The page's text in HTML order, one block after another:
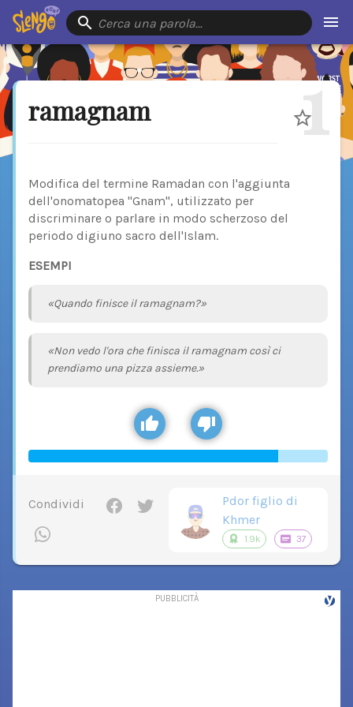
Cerca una parola…
ramagnam 1
Modifica del termine Ramadan con l'aggiunta
dell'onomatopea "Gnam", utilizzato per
discriminare o parlare in modo scherzoso del
periodo digiuno sacro dell'Islam.
ESEMPI
«Quando finisce il ramagnam?»
«Non vedo l'ora che finisca il ramagnam così ci
prendiamo una pizza assieme.»
Condividi
Pdor figlio di
Khmer
1.9k 37